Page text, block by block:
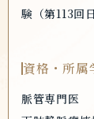
験（第113回
資格・所属
脈管専門医